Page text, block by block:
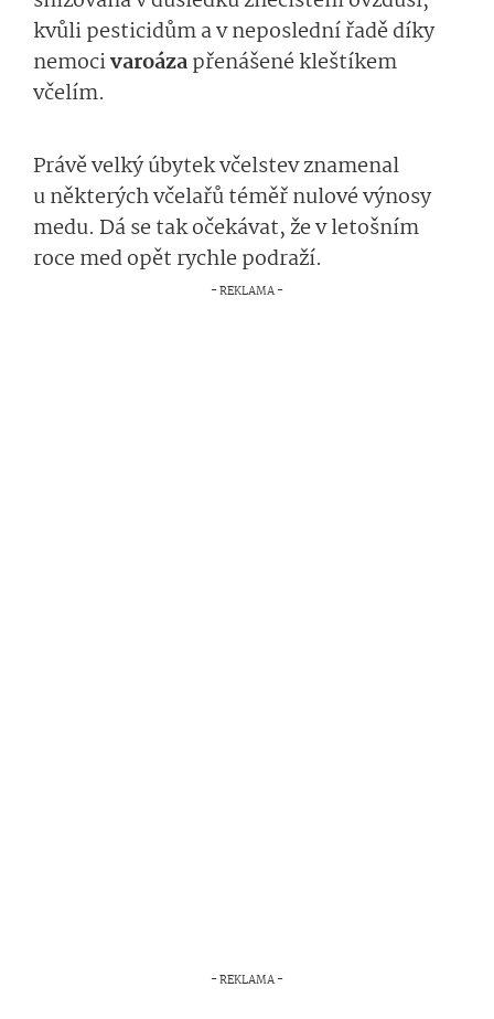
kvůli pesticidům a v neposlední řadě díky
nemocivaroázapřenášené kleštíkem
včelím.
Právě velký úbytek včelstev znamenal
u některých včelařů téměř nulové výnosy
medu. Dá se tak očekávat, že v letošním
roce med opět rychle podraží.